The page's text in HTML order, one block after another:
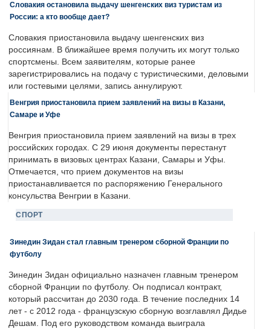
Словакия остановила выдачу шенгенских виз туристам из
России: а кто вообще дает?
Словакия приостановила выдачу шенгенских виз
россиянам. В ближайшее время получить их могут только
спортсмены. Всем заявителям, которые ранее
зарегистрировались на подачу с туристическими, деловыми
или гостевыми целями, запись аннулируют.
Венгрия приостановила прием заявлений на визы в Казани,
Самаре и Уфе
Венгрия приостановила прием заявлений на визы в трех
российских городах. С 29 июня документы перестанут
принимать в визовых центрах Казани, Самары и Уфы.
Отмечается, что прием документов на визы
приостанавливается по распоряжению Генерального
консульства Венгрии в Казани.
СПОРТ
Зинедин Зидан стал главным тренером сборной Франции по
футболу
Зинедин Зидан официально назначен главным тренером
сборной Франции по футболу. Он подписал контракт,
который рассчитан до 2030 года. В течение последних 14
лет - с 2012 года - французскую сборную возглавлял Дидье
Дешам. Под его руководством команда выиграла